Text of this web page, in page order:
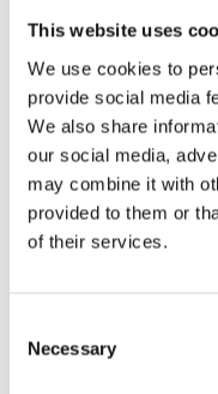
This website uses
We use cookies to
provide social media
We also share
our social media,
may combine it with
provided to them or
of their services.
Selection
Necessary
Christian